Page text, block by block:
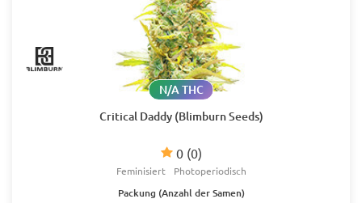
Critical Daddy (Blimburn Seeds)
0 (0)
N/A THC
Feminisiert Photoperiodisch
Packung (Anzahl der Samen)